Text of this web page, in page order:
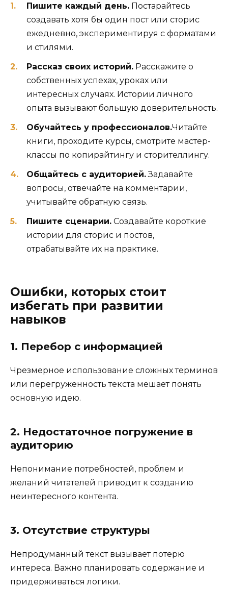
Пишите каждый день. Постарайтесь
создавать хотя бы один пост или сторис
ежедневно, экспериментируя с форматами
и стилями.
Рассказ своих историй. Расскажите о
собственных успехах, уроках или
интересных случаях. Истории личного
опыта вызывают большую доверительность.
Обучайтесь у профессионалов.Читайте
книги, проходите курсы, смотрите мастер-
классы по копирайтингу и сторителлингу.
Общайтесь с аудиторией.Задавайте
вопросы, отвечайте на комментарии,
учитывайте обратную связь.
Пишите сценарии. Создавайте короткие
истории для сторис и постов,
отрабатывайте их на практике.
Ошибки, которых стоит
избегать при развитии
навыков
1. Перебор с информацией
Чрезмерное использование сложных терминов
или перегруженность текста мешает понять
основную идею.
2. Недостаточное погружение в
аудиторию
Непонимание потребностей, проблем и
желаний читателей приводит к созданию
неинтересного контента.
3. Отсутствие структуры
Непродуманный текст вызывает потерю
интереса. Важно планировать содержание и
придерживаться логики.